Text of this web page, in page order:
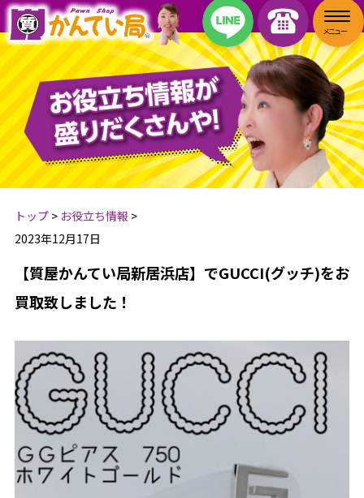
トップ> お役立ち情報 >
2023年12月17日
【質屋かんてい局新居浜店】でGUCCI(グッチ)をお
買取致しました！